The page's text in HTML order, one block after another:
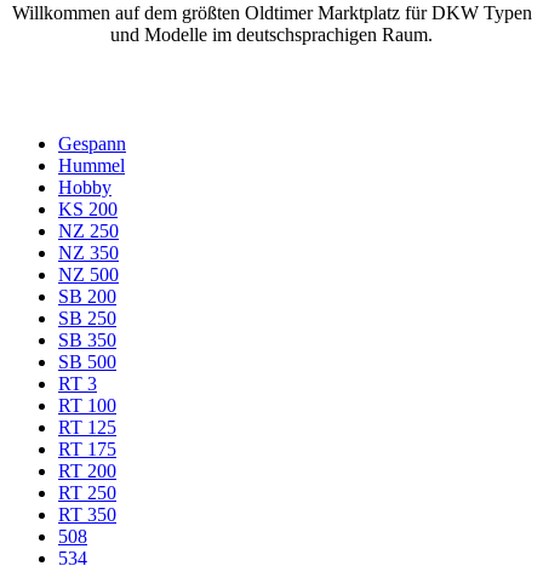
Willkommen auf dem größten Oldtimer Marktplatz für DKW Typen
und Modelle im deutschsprachigen Raum.
Gespann
Hummel
Hobby
KS 200
NZ 250
NZ 350
NZ 500
SB 200
SB 250
SB 350
SB 500
RT 3
RT 100
RT 125
RT 175
RT 200
RT 250
RT 350
508
534